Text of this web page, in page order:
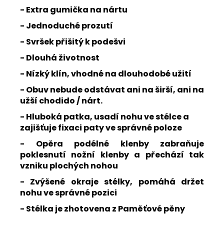
- Extra gumička na nártu
- Jednoduché prozutí
- Svršek přišitý k podešvi
- Dlouhá životnost
- Nízký klín, vhodné na dlouhodobé užití
- Obuv nebude odstávat ani na širší, ani na
užší chodido / nárt.
- Hluboká patka, usadí nohu ve stélce a
zajišťuje fixaci paty ve správné poloze
- Opěra podélné klenby zabraňuje
poklesnutí nožní klenby a přechází tak
vzniku plochých nohou
- Zvýšené okraje stélky, pomáhá držet
nohu ve správné pozici
- Stélka je zhotovena z Paměťové pěny